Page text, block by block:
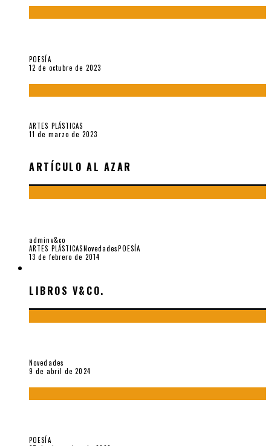
POESÍA
12 de octubre de 2023
ARTES PLÁSTICAS
11 de marzo de 2023
ARTÍCULO AL AZAR
adminv&co
ARTES PLÁSTICASNovedadesPOESÍA
13 de febrero de 2014
LIBROS V&CO.
Novedades
9 de abril de 2024
POESÍA